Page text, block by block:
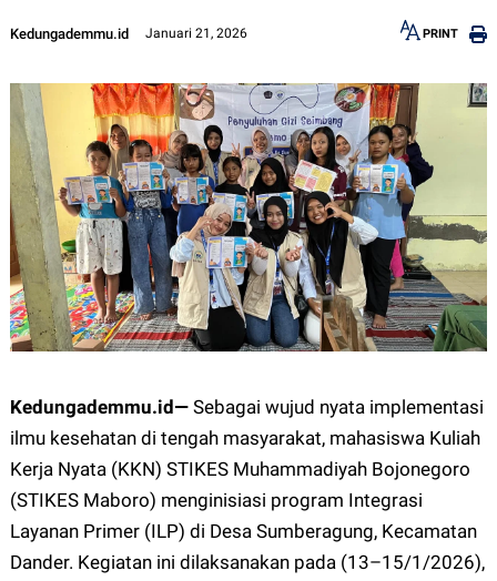
Kedungademmu.id Januari 21, 2026
12px 30px
PRINT
Kedungademmu.id— Sebagai wujud nyata implementasi
ilmu kesehatan di tengah masyarakat, mahasiswa Kuliah
Kerja Nyata (KKN) STIKES Muhammadiyah Bojonegoro
(STIKES Maboro) menginisiasi program Integrasi
Layanan Primer (ILP) di Desa Sumberagung, Kecamatan
Dander. Kegiatan ini dilaksanakan pada (13–15/1/2026),